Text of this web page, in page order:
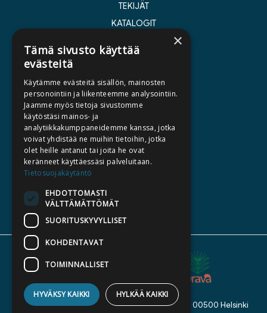
TEKIJÄT
KATALOGIT
KIRJA TILAUSTYÖNÄ
MEDIALLE
LASKUTUSOSOITTEET
SILTALA.FI
ENNAKKOTILATTAVAT
LAHJAKORTTI
Kustannusosakeyhtiö Siltala, Suvilahdenkatu 7, 00500 Helsinki
×
Tämä sivusto käyttää
evästeitä
Käytämme evästeitä sisällön, mainosten
personointiin ja liikenteemme analysointiin.
Jaamme myös tietoja sivustomme
käytöstäsi mainos- ja
analytiikkakumppaneidemme kanssa, jotka
voivat yhdistää ne muihin tietoihin, jotka
olet heille antanut tai joita he ovat
keränneet käyttäessäsi palveluitaan.
Tietosuojakäytäntö
EHDOTTOMASTI
VÄLTTÄMÄTTÖMÄT
SUORITUSKYVYLLISET
KOHDENTAVAT
TOIMINNALLISET
HYVÄKSY KAIKKI HYLKÄÄ KAIKKI